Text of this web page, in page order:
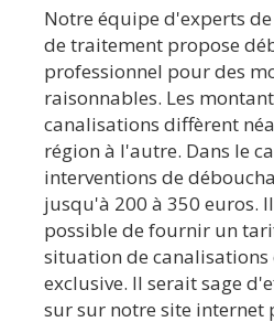
Notre équipe d'experts
de traitement propose
professionnel pour des
raisonnables. Les
canalisations diffèrent
région à l'autre. Dans le
interventions de
jusqu'à 200 à 350 euros.
possible de fournir un
situation de canalisations
exclusive. Il serait sage
sur sur notre site internet